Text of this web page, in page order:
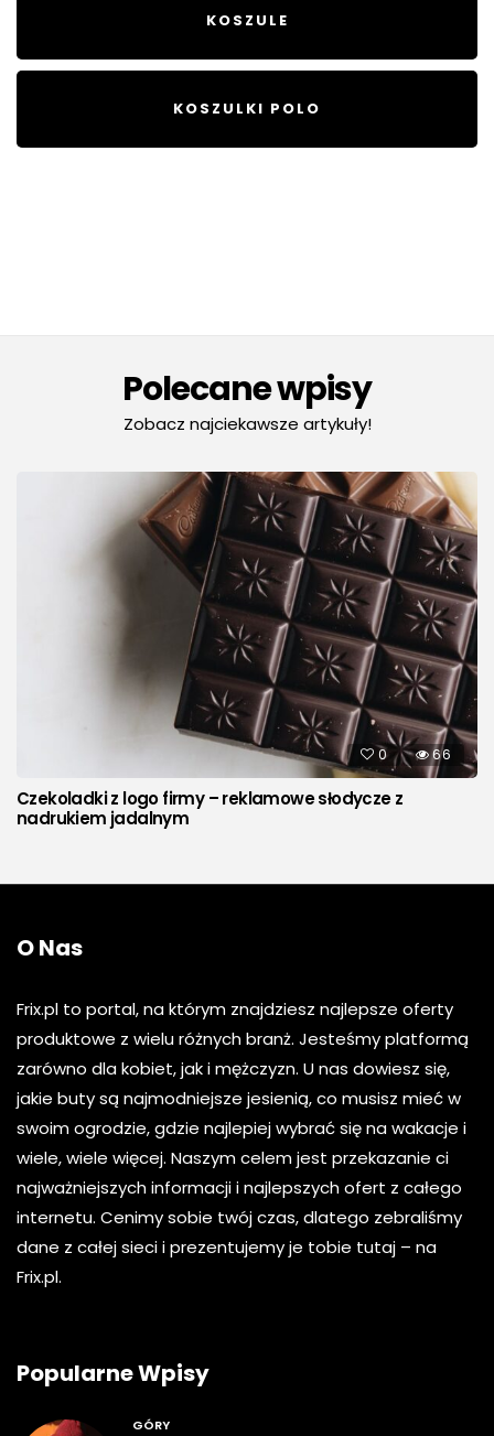
KOSZULE
KOSZULKI POLO
Polecane wpisy
Zobacz najciekawsze artykuły!
0 66
Czekoladki z logo firmy – reklamowe słodycze z
nadrukiem jadalnym
O Nas
Frix.pl to portal, na którym znajdziesz najlepsze oferty
produktowe z wielu różnych branż. Jesteśmy platformą
zarówno dla kobiet, jak i mężczyzn. U nas dowiesz się,
jakie buty są najmodniejsze jesienią, co musisz mieć w
swoim ogrodzie, gdzie najlepiej wybrać się na wakacje i
wiele, wiele więcej. Naszym celem jest przekazanie ci
najważniejszych informacji i najlepszych ofert z całego
internetu. Cenimy sobie twój czas, dlatego zebraliśmy
dane z całej sieci i prezentujemy je tobie tutaj – na
Frix.pl.
Popularne Wpisy
GÓRY